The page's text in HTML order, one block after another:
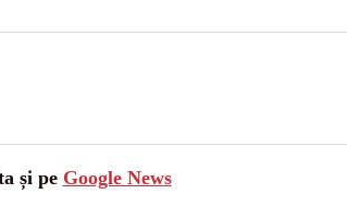
și pe Google News